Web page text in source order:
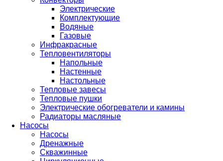
Электрические
Комплектующие
Водяные
Газовые
Инфракрасные
Тепловентиляторы
Напольные
Настенные
Настольные
Тепловые завесы
Тепловые пушки
Электрические обогреватели и камины
Радиаторы масляные
Насосы
Насосы
Дренажные
Скважинные